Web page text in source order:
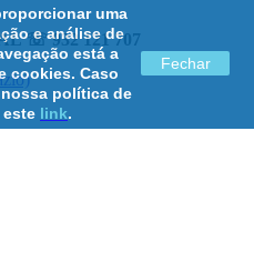
uma
e análise de
está a
cookies. Caso
política de
link.
Fechar
☏ 932 121 707